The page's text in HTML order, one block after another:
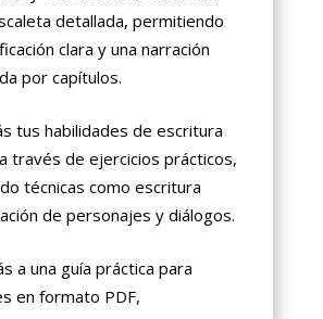
detallada, permitiendo
clara y una narración
por capítulos.
tus habilidades de escritura
través de ejercicios prácticos,
técnicas como escritura
de personajes y diálogos.
a una guía práctica para
en formato PDF,